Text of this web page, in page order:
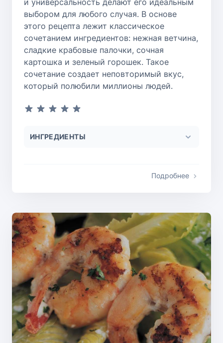
и универсальность делают его идеальным
выбором для любого случая. В основе
этого рецепта лежит классическое
сочетанием ингредиентов: нежная ветчина,
сладкие крабовые палочки, сочная
картошка и зеленый горошек. Такое
сочетание создает неповторимый вкус,
который полюбили миллионы людей.
ИНГРЕДИЕНТЫ
Подробнее